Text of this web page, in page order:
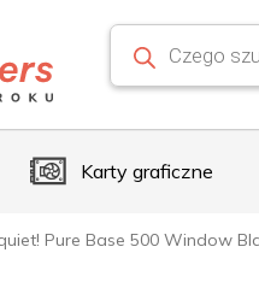
Karty graficzne
Pure Base 500 Window